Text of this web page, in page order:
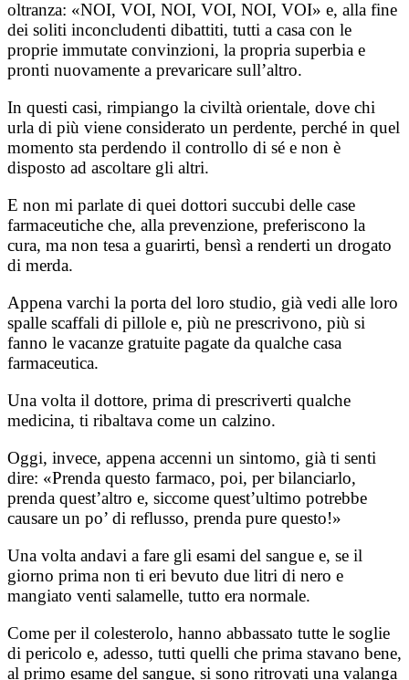
oltranza: «NOI, VOI, NOI, VOI, NOI, VOI» e, alla fine
dei soliti inconcludenti dibattiti, tutti a casa con le
proprie immutate convinzioni, la propria superbia e
pronti nuovamente a prevaricare sull’altro.
In questi casi, rimpiango la civiltà orientale, dove chi
urla di più viene considerato un perdente, perché in quel
momento sta perdendo il controllo di sé e non è
disposto ad ascoltare gli altri.
E non mi parlate di quei dottori succubi delle case
farmaceutiche che, alla prevenzione, preferiscono la
cura, ma non tesa a guarirti, bensì a renderti un drogato
di merda.
Appena varchi la porta del loro studio, già vedi alle loro
spalle scaffali di pillole e, più ne prescrivono, più si
fanno le vacanze gratuite pagate da qualche casa
farmaceutica.
Una volta il dottore, prima di prescriverti qualche
medicina, ti ribaltava come un calzino.
Oggi, invece, appena accenni un sintomo, già ti senti
dire: «Prenda questo farmaco, poi, per bilanciarlo,
prenda quest’altro e, siccome quest’ultimo potrebbe
causare un po’ di reflusso, prenda pure questo!»
Una volta andavi a fare gli esami del sangue e, se il
giorno prima non ti eri bevuto due litri di nero e
mangiato venti salamelle, tutto era normale.
Come per il colesterolo, hanno abbassato tutte le soglie
di pericolo e, adesso, tutti quelli che prima stavano bene,
al primo esame del sangue, si sono ritrovati una valanga